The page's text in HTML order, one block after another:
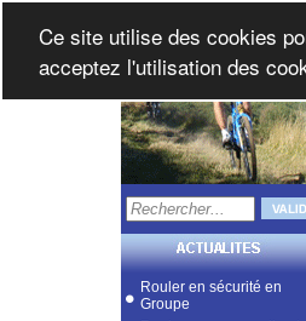
Rouler en sécurité en
Groupe
Ce site utilise des cookies
acceptez l'utilisation des